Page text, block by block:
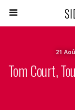
21
Tom Court,